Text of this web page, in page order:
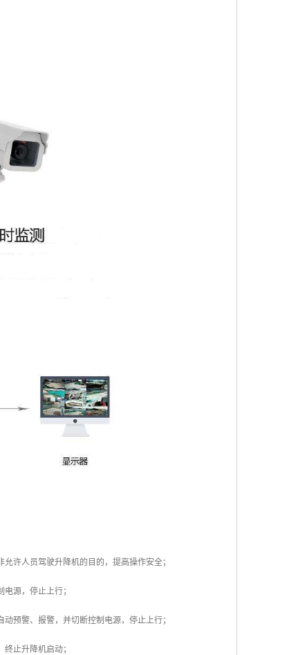
许人员驾驶升降机的目的，提高操作安全；
源，停止上行；
预警、报警，并切断控制电源，停止上行；
止升降机启动；